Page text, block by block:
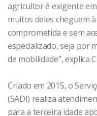
agricultor é exigente
muitos deles cheguem
comprometida e sem
especializado, seja por
de mobilidade”, explica
Criado em 2015, o
(SADI) realiza
para a terceira idade